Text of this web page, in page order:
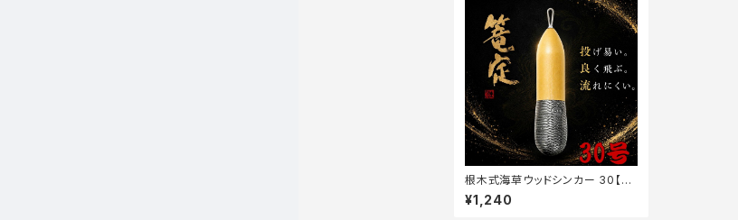
根木式海草ウッドシンカー 30【篭
定】
¥1,240